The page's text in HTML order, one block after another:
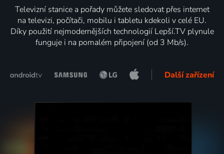
Televizní stanice a pořady můžete sledovat přes internet
na televizi, počítači, mobilu i tabletu kdekoli v celé EU.
Díky použití nejmodernějších technologií Lepší.TV plynule
funguje i na pomalém připojení (od 3 Mb/s).
Další zařízení